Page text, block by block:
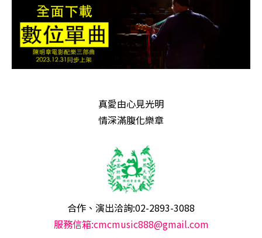
真愛由心見光明
情深滿腹化樂章
合作、演出洽詢:02-2893-3088
服務信箱:cmcmusic888@gmail.com